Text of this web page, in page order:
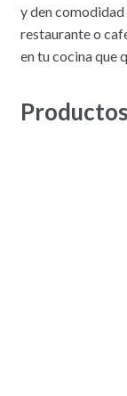
y den
restaurante o
en tu cocina que